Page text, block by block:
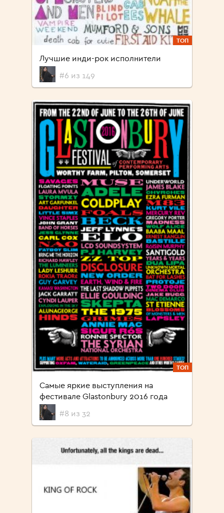
ТОП
Лучшие инди-рок исполнители
#6 из 149
ТОП
Самые яркие выступления на
фестивале Glastonbury 2016 года
#8 из 32